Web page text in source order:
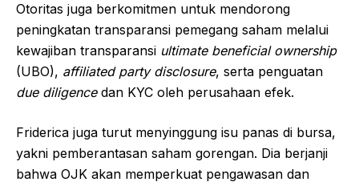
Otoritas juga berkomitmen untuk mendorong
peningkatan transparansi pemegang saham melalui
kewajiban transparansi ultimate beneficial ownership
(UBO), affiliated party disclosure, serta penguatan
due diligencedan KYC oleh perusahaan efek.
Friderica juga turut menyinggung isu panas di bursa,
yakni pemberantasan saham gorengan. Dia berjanji
bahwa OJK akan memperkuat pengawasan dan